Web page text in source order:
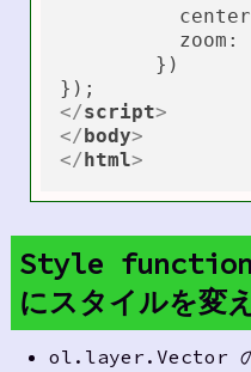
center
zoom :
</script>
</ body>
</ html>
Style
にスタイルを変
ol.layer.Vector の